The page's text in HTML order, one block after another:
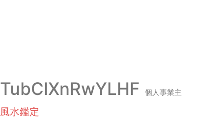
TubCIXnRwYLHF 個人事業主
風水鑑定